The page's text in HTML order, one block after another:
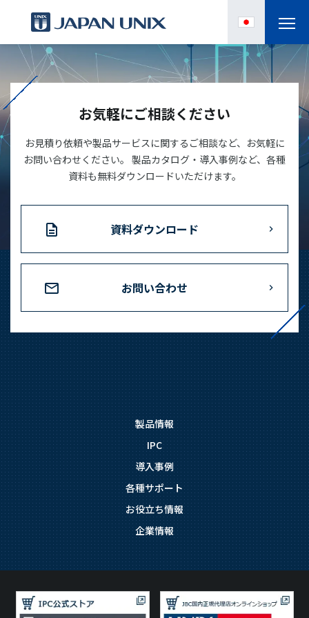
製品情報
導入事例
各種サポート
企業情報
お問い合わせ
資料ダウンロード
お気軽にご相談ください
お見積り依頼や製品サービスに関するご相談など、お気軽に
お問い合わせください。 製品カタログ・導入事例など、各種
資料も無料ダウンロードいただけます。
資料ダウンロード
お問い合わせ
製品情報
IPC
導入事例
各種サポート
お役立ち情報
企業情報